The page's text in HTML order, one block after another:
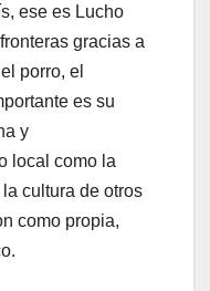
ese es Lucho
gracias a
porro, el
es su
y
local como la
cultura de otros
como propia,